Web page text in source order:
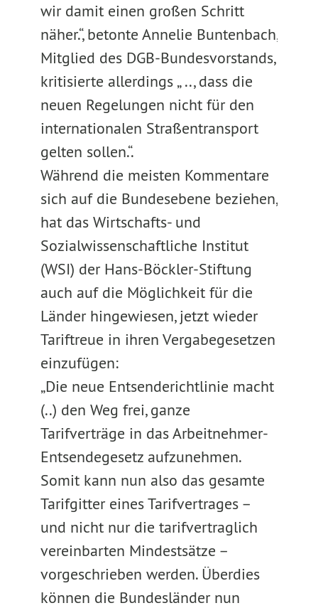
wir damit einen großen Schritt
näher.“, betonte Annelie Buntenbach,
Mitglied des DGB-Bundesvorstands,
kritisierte allerdings „ .., dass die
neuen Regelungen nicht für den
internationalen Straßentransport
gelten sollen.“.
Während die meisten Kommentare
sich auf die Bundesebene beziehen,
hat das Wirtschafts- und
Sozialwissenschaftliche Institut
(WSI) der Hans-Böckler-Stiftung
auch auf die Möglichkeit für die
Länder hingewiesen, jetzt wieder
Tariftreue in ihren Vergabegesetzen
einzufügen:
„Die neue Entsenderichtlinie macht
(..) den Weg frei, ganze
Tarifverträge in das Arbeitnehmer-
Entsendegesetz aufzunehmen.
Somit kann nun also das gesamte
Tarifgitter eines Tarifvertrages –
und nicht nur die tarifvertraglich
vereinbarten Mindestsätze –
vorgeschrieben werden. Überdies
können die Bundesländer nun